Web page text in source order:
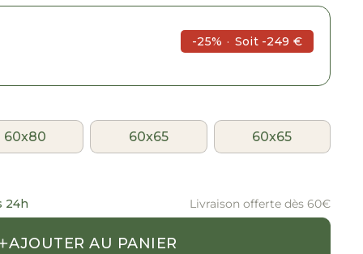
-25% · Soit -249 €
60x80 60x65 60x65
24h Livraison offerte dès 60€
AJOUTER AU PANIER